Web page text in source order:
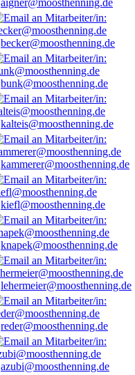
aigner@moosthenning.de
becker@moosthenning.de
bunk@moosthenning.de
kalteis@moosthenning.de
kammerer@moosthenning.de
kiefl@moosthenning.de
knapek@moosthenning.de
lehermeier@moosthenning.de
reder@moosthenning.de
azubi@moosthenning.de